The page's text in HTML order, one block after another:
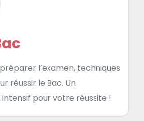
l’examen, techniques
réussir le Bac. Un
pour votre réussite !